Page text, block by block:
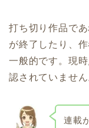
打ち切り作品で
が終了したり、
一般的です。現
認されていません
連載